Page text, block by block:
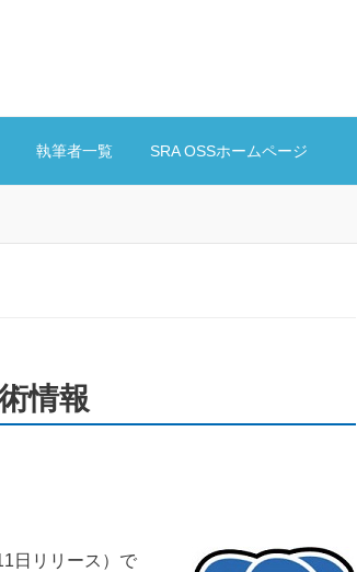
執筆者一覧 SRA OSSホームページ
情報
日リリース）で